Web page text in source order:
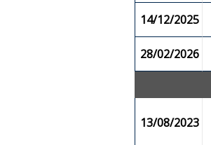
14/12/2025
28/02/2026
13/08/2023